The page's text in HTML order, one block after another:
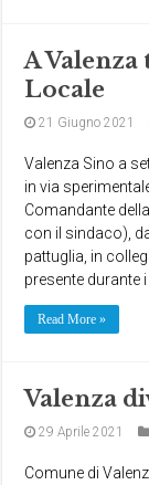
A
Locale
21 Giugno 2021
Valenza Sino a
in via
Comandante
con il sindaco),
pattuglia, in
presente durante i
Read More »
Valenza
29 Aprile 2021
Comune di